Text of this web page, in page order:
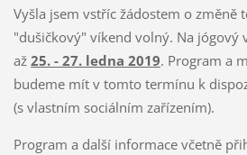
Vyšla jsem vstříc žádostem o změně
"dušičkový" víkend volný. Na jógový
až 25. - 27. ledna 2019. Program a
budeme mít v tomto termínu k
(s vlastním sociálním zařízením).
Program a další informace včetně